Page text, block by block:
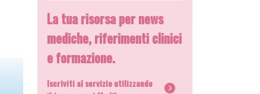
La tua risorsa per news
mediche, riferimenti clinici
e formazione.
Iscriviti al servizio utilizzando